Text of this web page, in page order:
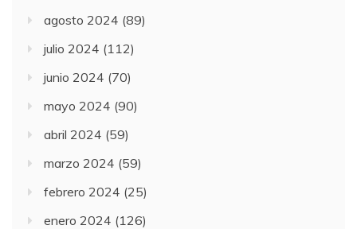
agosto 2024 (89)
julio 2024 (112)
junio 2024 (70)
mayo 2024 (90)
abril 2024 (59)
marzo 2024 (59)
febrero 2024 (25)
enero 2024 (126)